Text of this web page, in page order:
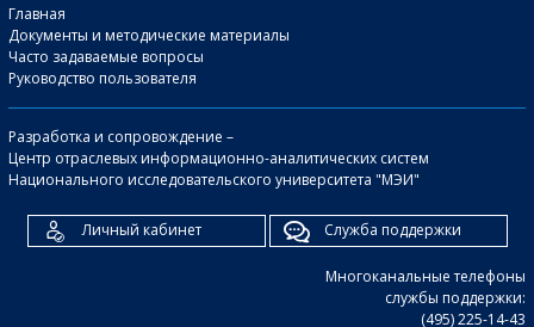
Главная
Документы и методические материалы
Часто задаваемые вопросы
Руководство пользователя
Разработка и сопровождение –
Центр отраслевых информационно-аналитических систем
Национального исследовательского университета "МЭИ"
Личный кабинет Служба поддержки
Многоканальные телефоны
службы поддержки:
(495) 225-14-43